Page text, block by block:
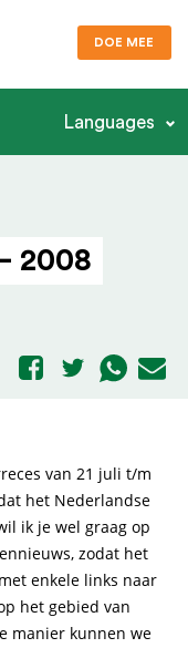
DOE MEE
Languages
2008
van 21 juli t/m
het Nederlandse
ik je wel graag op
zodat het
enkele links naar
het gebied van
manier kunnen we